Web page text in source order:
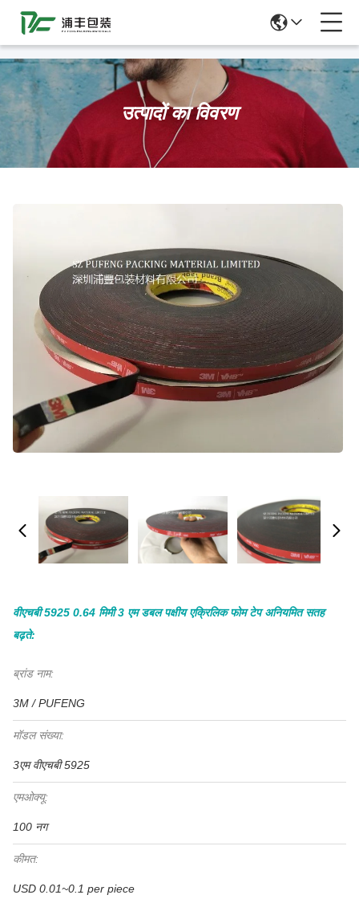
उत्पादों का विवरण
वीएचबी 5925 0.64 मिमी 3 एम डबल पक्षीय एक्रिलिक फोम टेप अनियमित सतह
बढ़ते:
ब्रांड नाम:
3M / PUFENG
मॉडल संख्या:
3एम वीएचबी 5925
एमओक्यू:
100 नग
कीमत:
USD 0.01~0.1 per piece